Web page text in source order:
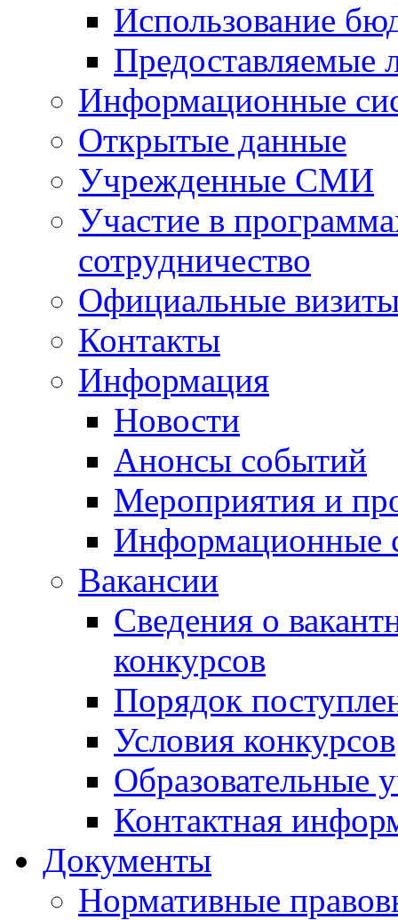
Использование
Предоставляемые
Информационные
Открытые данные
Учрежденные СМИ
Участие в
сотрудничество
Официальные
Контакты
Информация
Новости
Анонсы событий
Мероприятия и
Информационные
Вакансии
Сведения о
конкурсов
Порядок
Условия конкурсов
Образовательные
Контактная
Документы
Нормативные